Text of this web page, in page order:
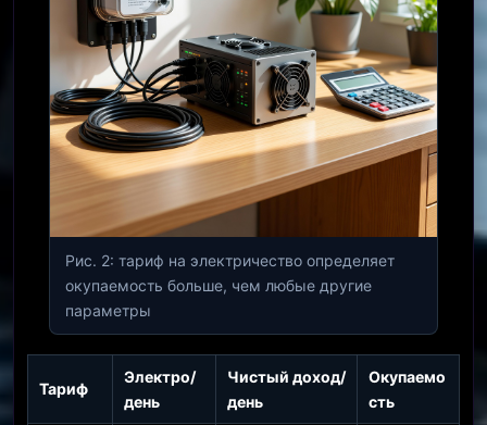
Рис. 2: тариф на электричество определяет
окупаемость больше, чем любые другие
параметры
Тариф
Электро/
день
Чистый доход/
день
Окупаемо
сть